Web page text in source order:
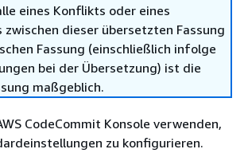
eines Konflikts oder eines
zwischen dieser übersetzten Fassung
Fassung (einschließlich infolge
bei der Übersetzung) ist die
maßgeblich.
CodeCommit Konsole verwenden,
zu konfigurieren.